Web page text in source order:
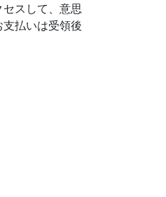
スして、意思
払いは受領後